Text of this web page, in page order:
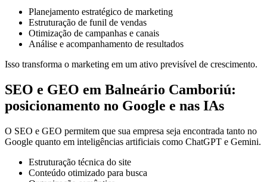
Planejamento estratégico de marketing
Estruturação de funil de vendas
Otimização de campanhas e canais
Análise e acompanhamento de resultados
Isso transforma o marketing em um ativo previsível de crescimento.
SEO e GEO em Balneário Camboriú:
posicionamento no Google e nas IAs
O SEO e GEO permitem que sua empresa seja encontrada tanto no
Google quanto em inteligências artificiais como ChatGPT e Gemini.
Estruturação técnica do site
Conteúdo otimizado para busca